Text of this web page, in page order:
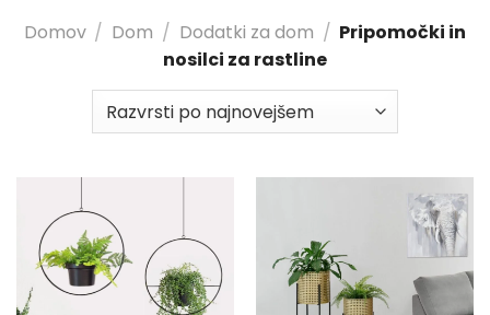
Domov / Dom / Dodatki za dom / Pripomočki in
nosilci za rastline